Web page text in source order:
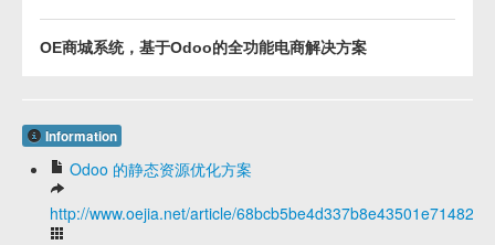
OE商城系统，基于Odoo的全功能电商解决方案
Information
Odoo 的静态资源优化方案
http://www.oejia.net/article/